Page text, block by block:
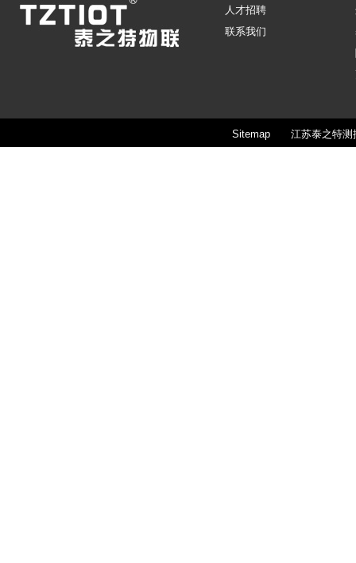
人才招聘
联系我们
Sitemap 江苏泰之特测